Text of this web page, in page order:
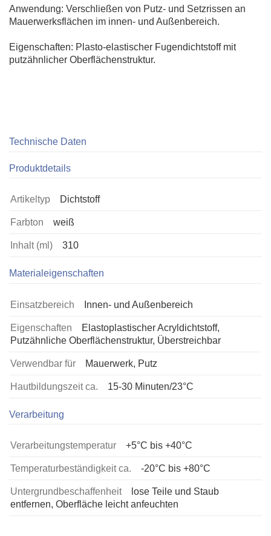
Anwendung: Verschließen von Putz- und Setzrissen an
Mauerwerksflächen im innen- und Außenbereich.
Eigenschaften: Plasto-elastischer Fugendichtstoff mit
putzähnlicher Oberflächenstruktur.
Technische Daten
Produktdetails
Artikeltyp Dichtstoff
Farbton weiß
Inhalt (ml) 310
Materialeigenschaften
Einsatzbereich Innen- und Außenbereich
Eigenschaften
Elastoplastischer Acryldichtstoff,
Putzähnliche Oberflächenstruktur, Überstreichbar
Verwendbar für Mauerwerk, Putz
Hautbildungszeit ca. 15-30 Minuten/23°C
Verarbeitung
Verarbeitungstemperatur +5°C bis +40°C
Temperaturbeständigkeit ca. -20°C bis +80°C
Untergrundbeschaffenheit
lose Teile und Staub
entfernen, Oberfläche leicht anfeuchten